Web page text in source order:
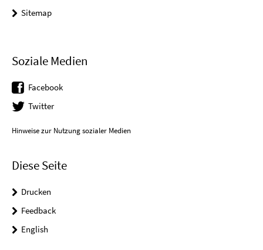
Sitemap
Soziale Medien
Facebook
Twitter
Hinweise zur Nutzung sozialer Medien
Diese Seite
Drucken
Feedback
English